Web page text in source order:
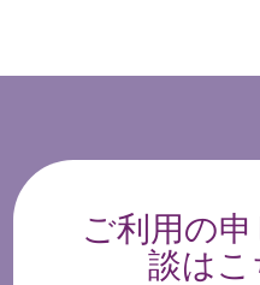
ご利用の
談はこ